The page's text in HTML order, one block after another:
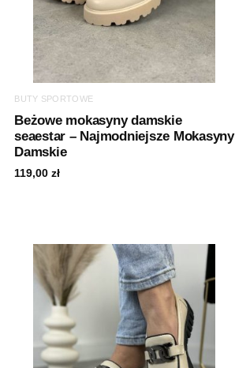
BUTY SPORTOWE
Beżowe mokasyny damskie
seaestar – Najmodniejsze Mokasyny
Damskie
119,00zł